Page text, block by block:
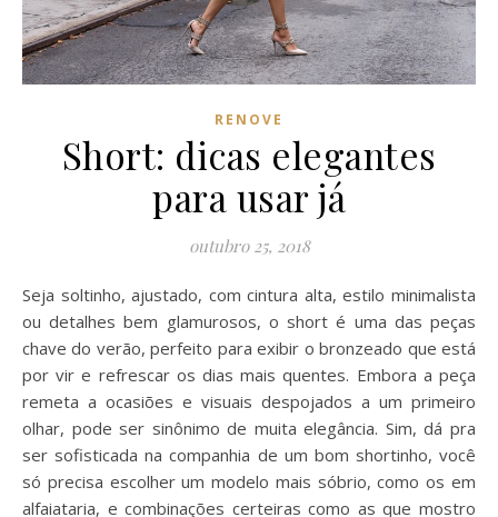
RENOVE
Short: dicas elegantes
para usar já
outubro 25, 2018
Seja soltinho, ajustado, com cintura alta, estilo minimalista
ou detalhes bem glamurosos, o short é uma das peças
chave do verão, perfeito para exibir o bronzeado que está
por vir e refrescar os dias mais quentes. Embora a peça
remeta a ocasiões e visuais despojados a um primeiro
olhar, pode ser sinônimo de muita elegância. Sim, dá pra
ser sofisticada na companhia de um bom shortinho, você
só precisa escolher um modelo mais sóbrio, como os em
alfaiataria, e combinações certeiras como as que mostro